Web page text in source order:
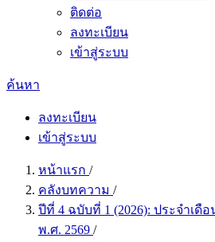
ติดต่อ
ลงทะเบียน
เข้าสู่ระบบ
ค้นหา
ลงทะเบียน
เข้าสู่ระบบ
หน้าแรก /
คลังบทความ /
ปีที่ 4 ฉบับที่ 1 (2026): ประจำเดื
พ.ศ. 2569 /